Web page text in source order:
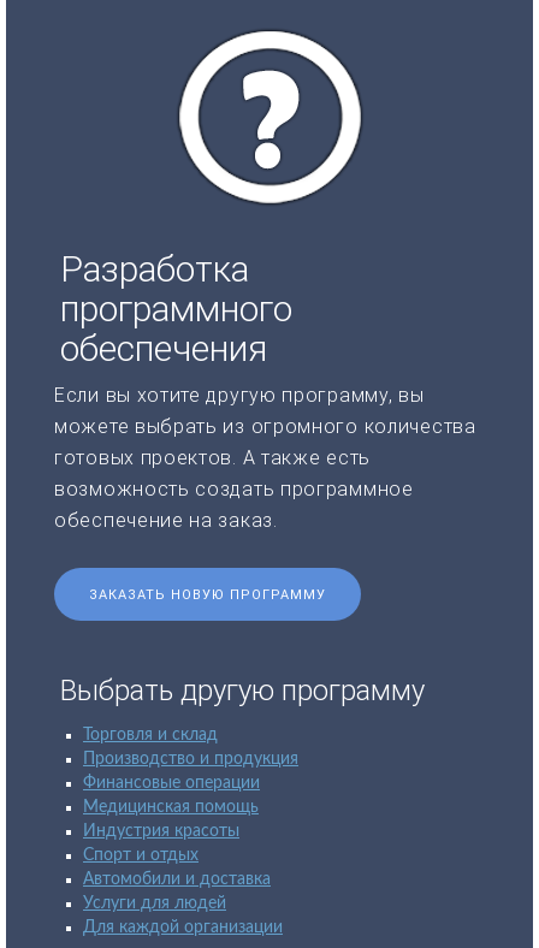
Разработка
программного
обеспечения
Если вы хотите другую программу, вы
можете выбрать из огромного количества
готовых проектов. А также есть
возможность создать программное
обеспечение на заказ.
ЗАКАЗАТЬ НОВУЮ ПРОГРАММУ
Выбрать другую программу
Торговля и склад
Производство и продукция
Финансовые операции
Медицинская помощь
Индустрия красоты
Спорт и отдых
Автомобили и доставка
Услуги для людей
Для каждой организации